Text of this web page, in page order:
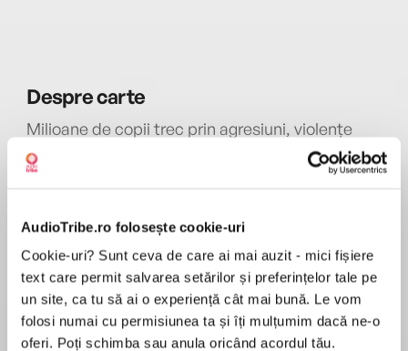
AudioTribe.ro folosește cookie-uri
Cookie-uri? Sunt ceva de care ai mai auzit - mici fișiere
text care permit salvarea setărilor și preferințelor tale pe
un site, ca tu să ai o experiență cât mai bună. Le vom
folosi numai cu permisiunea ta și îți mulțumim dacă ne-o
oferi. Poți schimba sau anula oricând acordul tău.
Desprecarte
Milioane de copii trec prin agresiuni, violențe
(reale ori din mass-media), abuzuri sau
molestări sexuale. Mulți alții sunt traumatizați
Cartea „Cum îi ajutăm pe copii să facă față
traumelor” le aruncă un colac de salvare
părinților care se întreabă cum să-și ajute copiii
tulburați de situații problematice.
Această carte revoluționară simplifică un
MAI MULT
Recenzii
Plină de explicații utile